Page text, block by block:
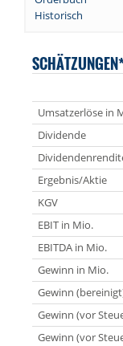
Historisch
Umsatzerlöse in
Dividende
Ergebnis/Aktie
KGV
EBIT in Mio.
EBITDA in Mio.
Gewinn in Mio.
Gewinn
Gewinn (vor
Gewinn (vor